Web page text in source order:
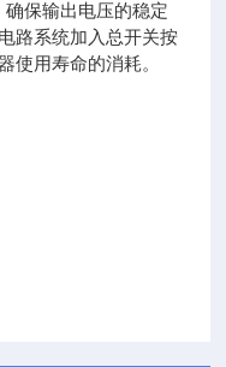
保输出电压的稳定
路系统加入总开关按
使用寿命的消耗。